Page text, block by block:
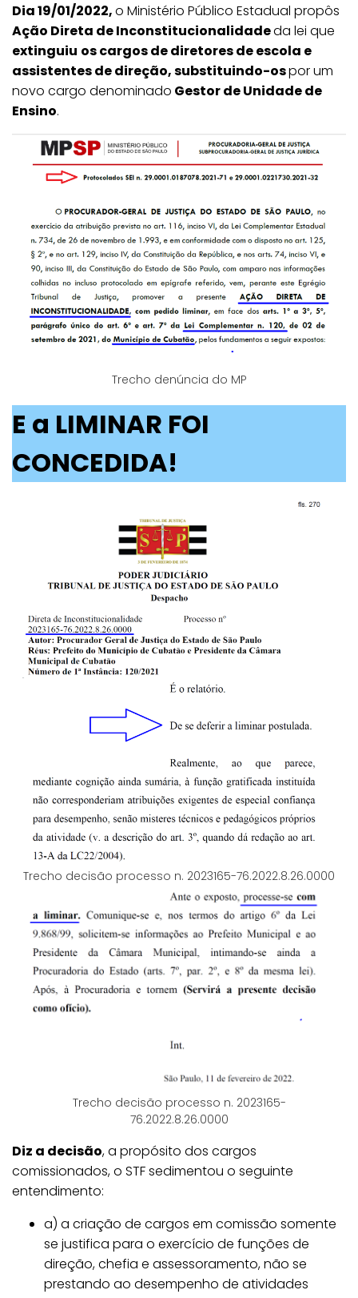
Dia 19/01/2022,o Ministério Público Estadual propôs
Ação Direta de Inconstitucionalidadeda lei que
extinguiu os cargos de diretores de escola e
assistentes de direção, substituindo-ospor um
novo cargo denominado Gestor de Unidade de
Ensino.
Trecho denúncia do MP
E a LIMINAR FOI
CONCEDIDA!
Trecho decisão processo n. 2023165-76.2022.8.26.0000
Trecho decisão processo n. 2023165-
76.2022.8.26.0000
Diz a decisão, a propósito dos cargos
comissionados, o STF sedimentou o seguinte
entendimento:
a) a criação de cargos em comissão somente
se justifica para o exercício de funções de
direção, chefia e assessoramento, não se
prestando ao desempenho de atividades